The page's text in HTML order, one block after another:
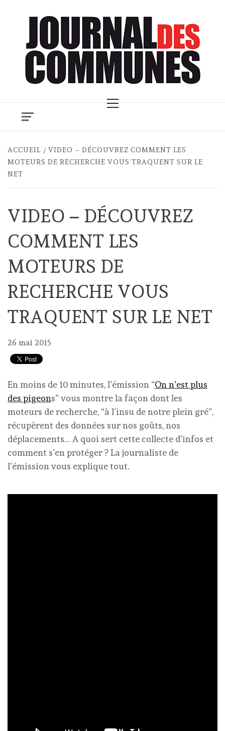
Menu
ACCUEIL
VIDEO – DÉCOUVREZ COMMENT LES
MOTEURS DE RECHERCHE VOUS TRAQUENT SUR LE
NET
VIDEO – DÉCOUVREZ
COMMENT LES
MOTEURS DE
RECHERCHE VOUS
TRAQUENT SUR LE NET
26 mai 2015
En moins de 10 minutes, l’émission “On n’est plus
des pigeons” vous montre la façon dont les
moteurs de recherche, “à l’insu de notre plein gré”,
récupèrent des données sur nos goûts, nos
déplacements… A quoi sert cette collecte d’infos et
comment s’en protéger ? La journaliste de
l’émission vous explique tout.